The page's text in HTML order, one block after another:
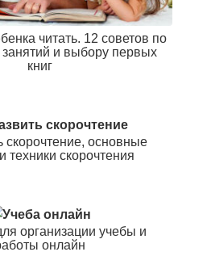
читать. 12 советов по
занятий и выбору первых
книг
скорочтение, основные
техники скорочтения
организации учебы и
онлайн